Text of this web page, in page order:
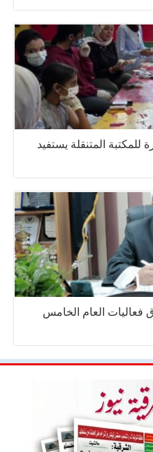
العامة تنظم 19 زيارة للمكتبة المتنقلة يستفيد
فعاليات العام الخامس